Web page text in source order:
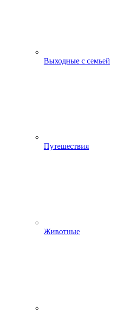
Выходные с семьей
Путешествия
Животные